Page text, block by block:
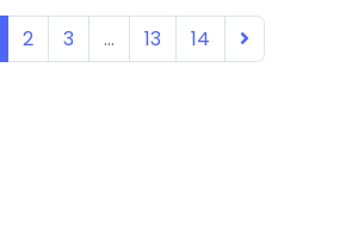
2 3 ... 13 14